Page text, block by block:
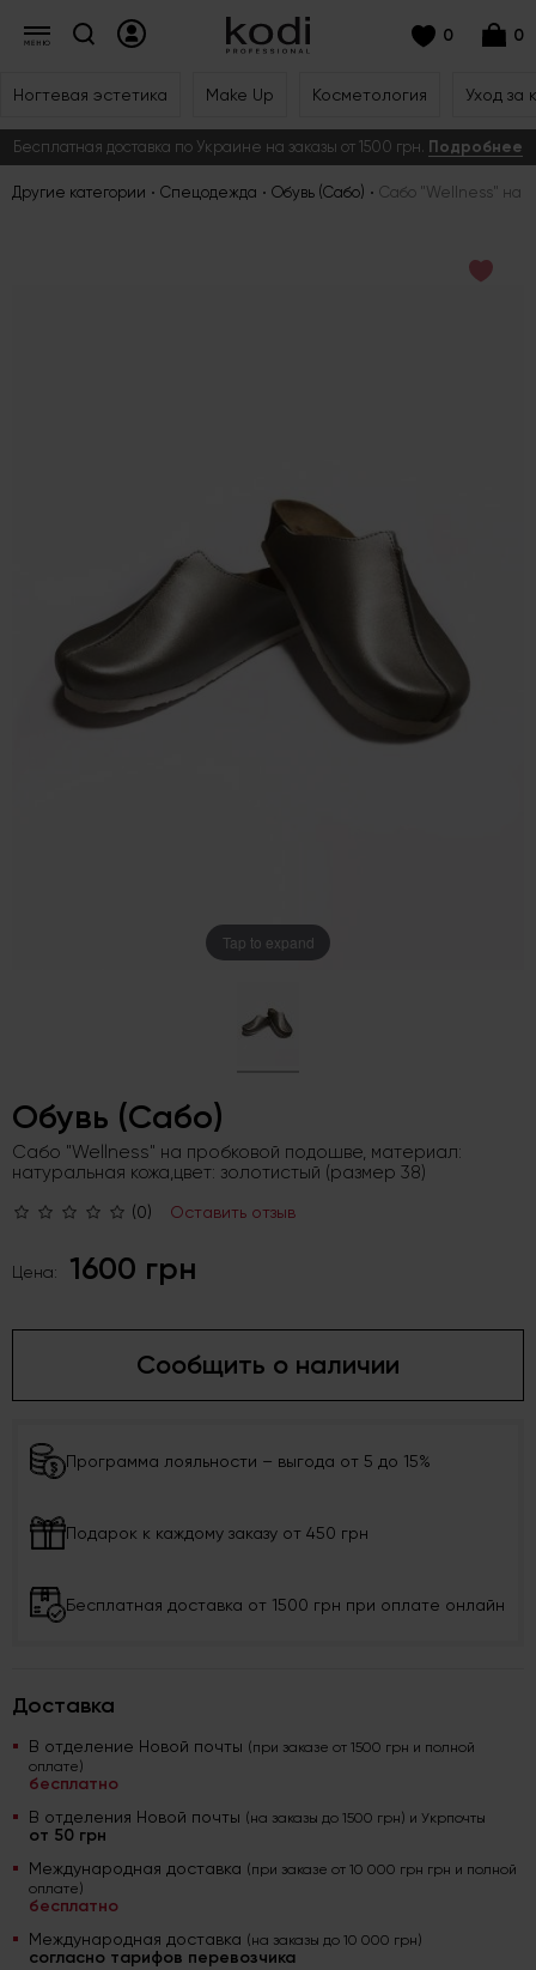
0 0
Ногтевая эстетика Make Up Косметология Уход за
Бесплатная доставка по Украине на заказы от 1500 грн. Подробнее
Другие категории Спецодежда Обувь (Сабо) Сабо "Wellness" на
Tap to expand
Обувь (Сабо)
Сабо "Wellness" на пробковой подошве, материал:
натуральная кожа,цвет: золотистый (размер 38)
(0) Оставить отзыв
Цена: 1600 грн
Сообщить о наличии
Программа лояльности – выгода от 5 до 15%
Подарок к каждому заказу от 450 грн
Бесплатная доставка от 1500 грн при оплате онлайн
Доставка
В отделение Новой почты (при заказе от 1500 грн и полной
оплате)
бесплатно
В отделения Новой почты (на заказы до 1500 грн) и Укрпочты
от 50 грн
Международная доставка (при заказе от 10 000 грн грн и полной
оплате)
бесплатно
Международная доставка (на заказы до 10 000 грн)
согласно тарифов перевозчика